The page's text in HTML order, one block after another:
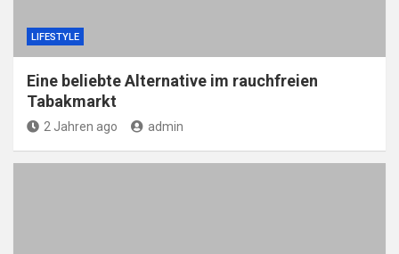
LIFESTYLE
Eine beliebte Alternative im rauchfreien
Tabakmarkt
2 Jahren ago admin